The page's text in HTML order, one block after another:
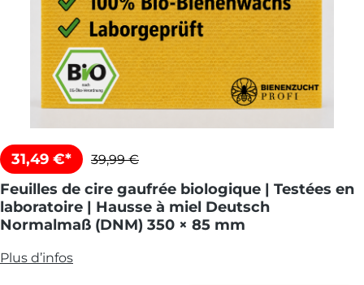
31,49 €* 39,99 €
Feuilles de cire gaufrée biologique | Testées en
laboratoire | Hausse à miel Deutsch
Normalmaß (DNM) 350 × 85 mm
Plus d’infos